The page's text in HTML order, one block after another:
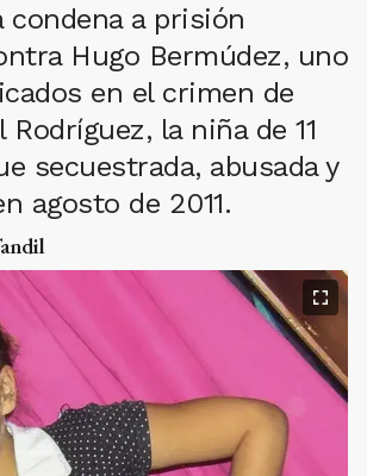
a prisión
Hugo Bermúdez, uno
en el crimen de
Rodríguez, la niña de 11
secuestrada, abusada y
agosto de 2011.